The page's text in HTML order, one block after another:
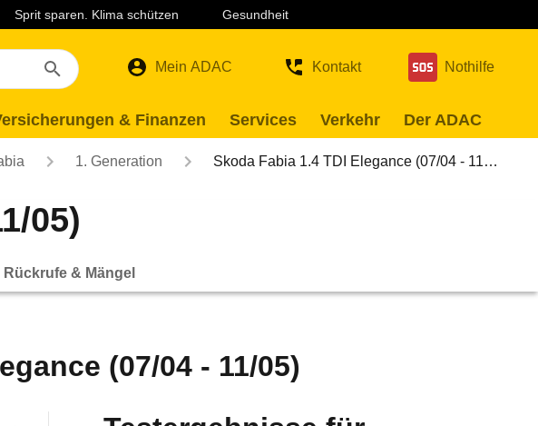
Sprit sparen. Klima schützen Gesundheit
Mein ADAC Kontakt Nothilfe
& Finanzen Services Verkehr Der ADAC
1. Generation Skoda Fabia 1.4 TDI Elegance (07/04 - 11…
05)
Rückrufe & Mängel
(07/04 - 11/05)